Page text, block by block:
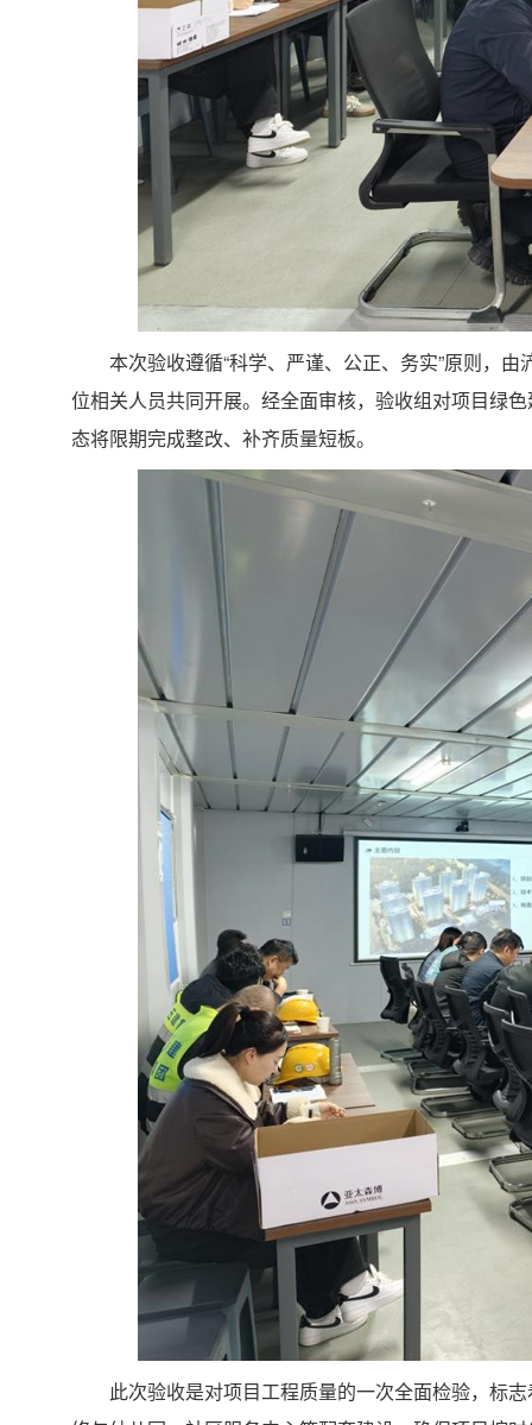
本次验收遵循“科学、严谨、公正、务实”原则，
位相关人员共同开展。经全面审核，验收组对项目绿
态将限期完成整改、补齐质量短板。
此次验收是对项目工程质量的一次全面检验，标